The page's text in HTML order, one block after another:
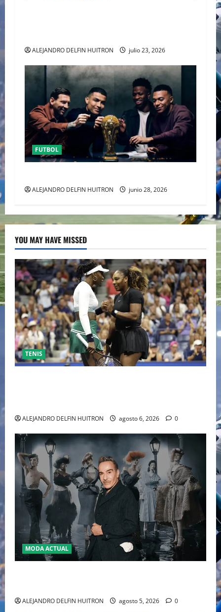
ALEJANDRO DELFIN HUITRON julio 23, 2026
FUTBOL
ALEJANDRO DELFIN HUITRON junio 28, 2026
YOU MAY HAVE MISSED
TENIS
ALEJANDRO DELFIN HUITRON agosto 6, 2026 0
MODA ACTUAL
ALEJANDRO DELFIN HUITRON agosto 5, 2026 0